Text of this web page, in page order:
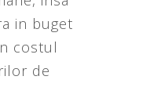
in buget
costul
de